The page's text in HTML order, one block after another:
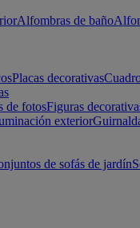
Alfombras de baño
Placas decorativas
de fotosFiguras
exterior
de sofás de jardín